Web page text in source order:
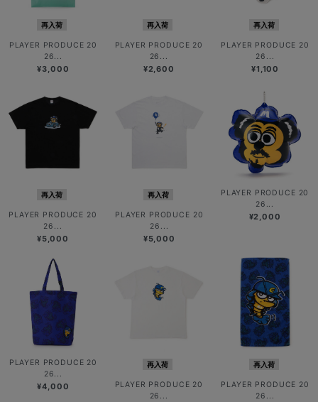
再入荷
PLAYER PRODUCE 20
26...
¥3,000
再入荷
PLAYER PRODUCE 20
26...
¥2,600
再入荷
PLAYER PRODUCE 20
26...
¥1,100
再入荷
PLAYER PRODUCE 20
26...
¥5,000
再入荷
PLAYER PRODUCE 20
26...
¥5,000
PLAYER PRODUCE 20
26...
¥2,000
PLAYER PRODUCE 20
26...
¥4,000
再入荷
PLAYER PRODUCE 20
26...
再入荷
PLAYER PRODUCE 20
26...